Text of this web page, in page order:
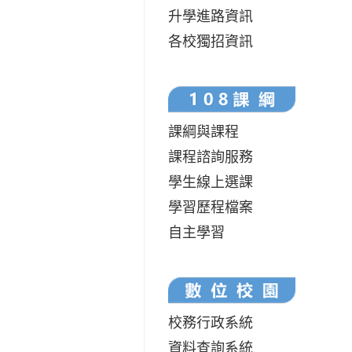
升學進路資訊
各校獨招資訊
課綱與課程
課程諮詢服務
學生線上選課
學習歷程檔案
自主學習
校務行政系統
資料查詢系統